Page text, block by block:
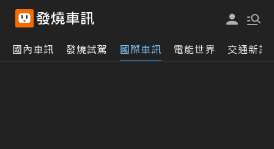
國內車訊 發燒試駕 國際車訊 電能世界 交通新訊